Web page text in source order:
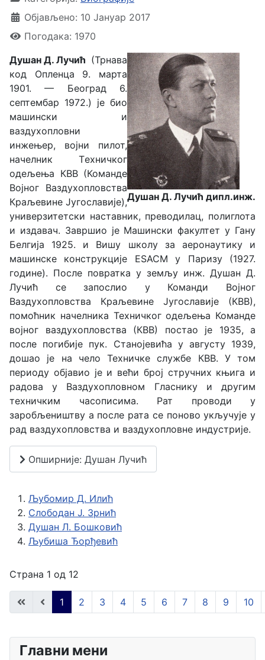
Објављено: 10 Јануар 2017
Погодака: 1970
Душан Д. Лучић дипл.инж.
Душан Д. Лучић (Трнава
код Опленца 9. марта
1901. — Београд 6.
септембар 1972.) је био
машински и
ваздухопловни
инжењер, војни пилот,
начелник Tехничког
одељења КВВ (Команде
Војног Ваздухопловства
Краљевине Југославије),
универзитетски наставник, преводилац, полиглота
и издавач. Завршио је Машински факултет у Гану
Белгија 1925. и Вишу школу за аеронаутику и
машинске конструкције ESACM у Паризу (1927.
године). После повратка у земљу инж. Душан Д.
Лучић се запослио у Команди Војног
Ваздухопловства Краљевине Југославије (КВВ),
помоћник начелника Техничког одељења Команде
војног ваздухопловства (КВВ) постао је 1935, а
после погибије пук. Станојевића у августу 1939,
дошао је на чело Техничке службе КВВ. У том
периоду објавио је и већи број стручних књига и
радова у Ваздухопловном Гласнику и другим
техничким часописима. Рат проводи у
заробљеништву а после рата се поново укључује у
рад ваздухопловства и ваздухопловне индустрије.
Опширније: Душан Лучић
Љубомир Д. Илић
Слободан Ј. Зрнић
Душан Л. Бошковић
Љубиша Ђорђевић
Страна 1 од 12
1 2 3 4 5 6 7 8 9 10
Главни мени